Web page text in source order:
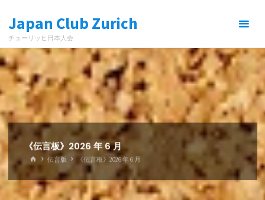
ン
ツ
ス
ッ
Japan Club Zurich
チューリッヒ日本人会
《伝言板》2026 年 6 月
ホ
ー
伝言版 《伝言板》2026 年 6 月